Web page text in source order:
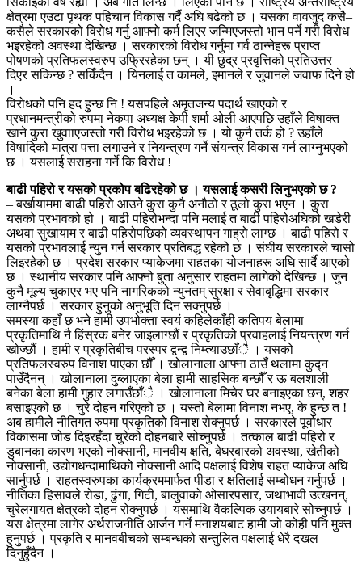
क्षेत्रमा एउटा पृथक पहिचान विकास गर्दै अघि बढेको छ । यसका वावजुद कसै–
कसैले सरकारको विरोध गर्नु आफ्नो कर्म लिएर जन्मिएजस्तो भान पर्ने गरी विरोध
भइरहेको अवस्था देखिन्छ । सरकारको विरोध गर्नुमा गर्व ठान्नेहरू प्राप्त
पोषणको प्रतिफलस्वरुप उफ्रिरहेका छन् । यी छुद्र प्रवृत्तिको प्रतिउत्तर
दिएर सकिन्छ ? सकिँदैन । यिनलाई त कामले, इमानले र जुवानले जवाफ दिने हो
।
विरोधको पनि हद हुन्छ नि ! यसपहिले अमृतजन्य पदार्थ खाएको र
प्रधानमन्त्रीको रुपमा नेकपा अध्यक्ष केपी शर्मा ओली आएपछि उहाँले विषाक्त
खाने कुरा खुवााएजस्तो गरी विरोध भइरहेको छ । यो कुनै तर्क हो ? उहाँले
विषादिको मात्रा पत्ता लगाउने र नियन्त्रण गर्ने संयन्त्र विकास गर्न लाग्नुभएको
छ । यसलाई सराहना गर्ने कि विरोध !
बाढी पहिरो र यसको प्रकोप बढिरहेको छ । यसलाई कसरी लिनुभएको छ ?
– बर्खायाममा बाढी पहिरो आउने कुरा कुनै अनौठो र ठूलो कुरा भएन । कुरा
यसको प्रभावको हो । बाढी पहिरोभन्दा पनि मलाई त बाढी पहिरोअघिको खडेरी
अथवा सुखायाम र बाढी पहिरोपछिको व्यवस्थापन गाह्रो लाग्छ । बाढी पहिरो र
यसको प्रभावलाई न्युन गर्न सरकार प्रतिबद्ध रहेको छ । संघीय सरकारले चासो
लिइरहेको छ । प्रदेश सरकार प्याकेजमा राहतका योजनाहरू अघि सार्दै आएको
छ । स्थानीय सरकार पनि आफ्नो बुता अनुसार राहतमा लागेको देखिन्छ । जुन
कुनै मूल्य चुकाएर भए पनि नागरिकको न्युनतम् सुरक्षा र सेवाबृद्धिमा सरकार
लाग्नैपर्छ । सरकार हुनुको अनुभूति दिन सक्नुपर्छ ।
समस्या कहाँ छ भने हामी उपभोक्ता स्वयं कहिलेकाँही कतिपय बेलामा
प्रकृतिमाथि नै हिंस्रक बनेर जाइलाग्छौं र प्रकृतिको प्रवाहलाई नियन्त्रण गर्न
खोज्छौं । हामी र प्रकृतिबीच परस्पर द्वन्द्व निम्त्याउछाँै । यसको
प्रतिफलस्वरुप विनाश पाएका छौँ । खोलानाला आफ्ना ठाउँ थलामा कुद्न
पाउँदैनन् । खोलानाला दुब्लाएका बेला हामी साहसिक बन्छौँ र ऊ बलशाली
बनेका बेला हामी गुहार लगाउँछाँै । खोलानाला मिचेर घर बनाइएका छन्, शहर
बसाइएको छ । चुरे दोहन गरिएको छ । यस्तो बेलामा विनाश नभए, के हुन्छ त !
अब हामीले नीतिगत रुपमा प्रकृतिको विनाश रोक्नुपर्छ । सरकारले पूर्वाधार
विकासमा जोड दिइरहँदा चुरेको दोहनबारे सोच्नुपर्छ । तत्काल बाढी पहिरो र
डुबानका कारण भएको नोक्सानी, मानवीय क्षति, बेघरबारको अवस्था, खेतीको
नोक्सानी, उद्योगधन्दामाथिको नोक्सानी आदि पक्षलाई विशेष राहत प्याकेज अघि
सार्नुपर्छ । राहतस्वरुपका कार्यक्रममार्फत पीडा र क्षतिलाई सम्बोधन गर्नुपर्छ ।
नीतिका हिसावले रोडा, ढुंगा, गिटी, बालुवाको ओसारपसार, जथाभावी उत्खनन्,
चुरेलगायत क्षेत्रको दोहन रोक्नुपर्छ । यसमाथि वैकल्पिक उयायबारे सोच्नुपर्छ ।
यस क्षेत्रमा लागेर अर्थराजनीति आर्जन गर्ने मनाशयबाट हामी जो कोही पनि मुक्त
हुनुपर्छ । प्रकृति र मानवबीचको सम्बन्धको सन्तुलित पक्षलाई धेरै दखल
दिनुहुँदैन ।